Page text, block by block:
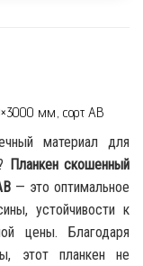
мм, сорт АВ
материал для
Планкен скошенный
— это оптимальное
устойчивости к
цены. Благодаря
этот планкен не